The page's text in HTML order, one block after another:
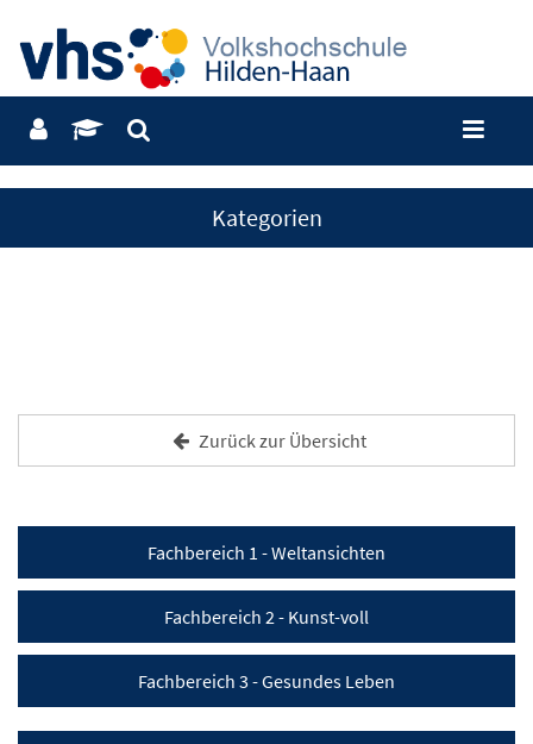
Kategorien
Zurück zur Übersicht
Fachbereich 1 - Weltansichten
Fachbereich 2 - Kunst-voll
Fachbereich 3 - Gesundes Leben